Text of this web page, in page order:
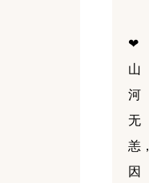
❤
山
河
无
恙，
因